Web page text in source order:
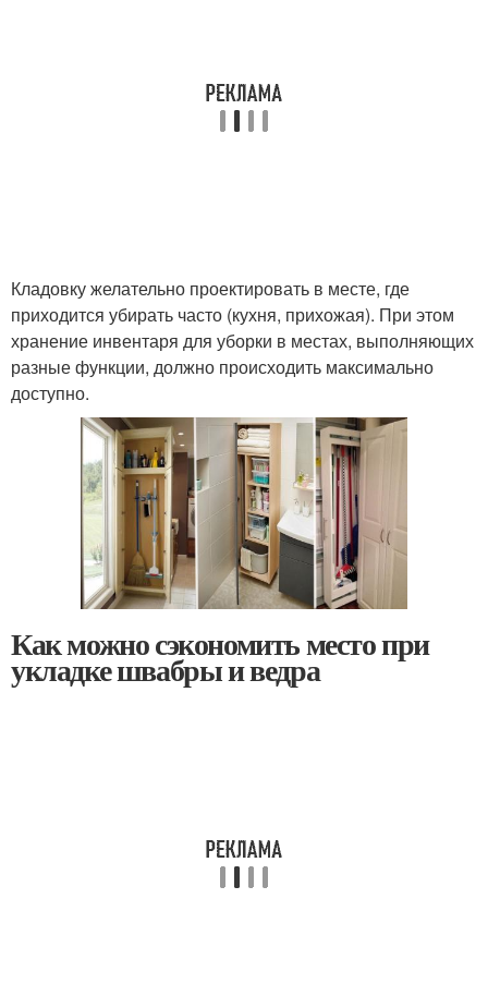
Кладовку желательно проектировать в месте, где
приходится убирать часто (кухня, прихожая). При этом
хранение инвентаря для уборки в местах, выполняющих
разные функции, должно происходить максимально
доступно.
Как можно сэкономить место при
укладке швабры и ведра